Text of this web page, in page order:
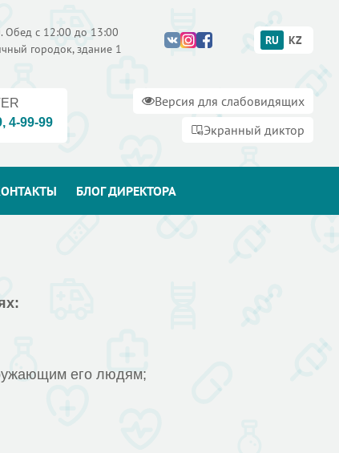
Обед с 12:00 до 13:00
городок, здание 1
RU KZ
, 4-99-99
Версия для слабовидящих
Экранный диктор
БЛОГ ДИРЕКТОРА
его людям;